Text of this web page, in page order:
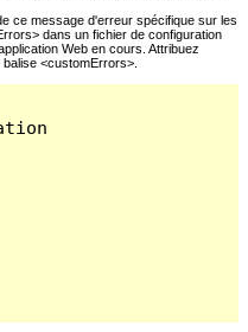
ce message d'erreur spécifique sur les
dans un fichier de configuration
Web en cours. Attribuez
<customErrors>.